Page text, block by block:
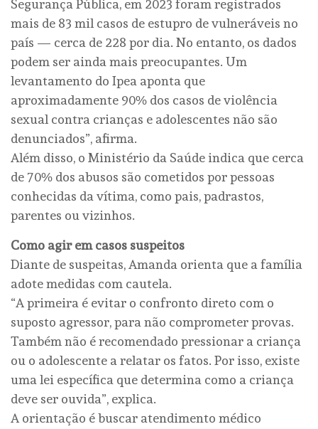
Segurança Pública, em 2023 foram registrados
mais de 83 mil casos de estupro de vulneráveis no
país — cerca de 228 por dia. No entanto, os dados
podem ser ainda mais preocupantes. Um
levantamento do Ipea aponta que
aproximadamente 90% dos casos de violência
sexual contra crianças e adolescentes não são
denunciados”, afirma.
Além disso, o Ministério da Saúde indica que cerca
de 70% dos abusos são cometidos por pessoas
conhecidas da vítima, como pais, padrastos,
parentes ou vizinhos.
Como agir em casos suspeitos
Diante de suspeitas, Amanda orienta que a família
adote medidas com cautela.
“A primeira é evitar o confronto direto com o
suposto agressor, para não comprometer provas.
Também não é recomendado pressionar a criança
ou o adolescente a relatar os fatos. Por isso, existe
uma lei específica que determina como a criança
deve ser ouvida”, explica.
A orientação é buscar atendimento médico